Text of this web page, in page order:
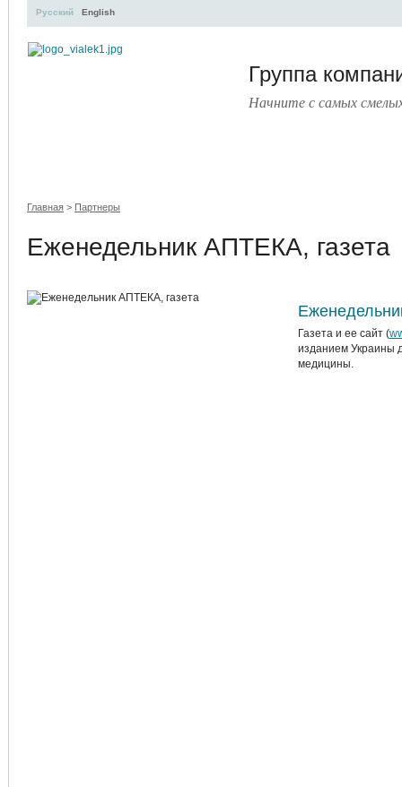
Группа
Начните с самых
Русский English
Главная > Партнеры
Еженедельник АПТЕКА, газета
Газета и ее сайт (
изданием Украины
медицины.